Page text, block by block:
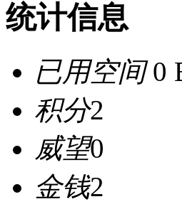
统计信息
已用空间0
积分2
威望0
金钱2